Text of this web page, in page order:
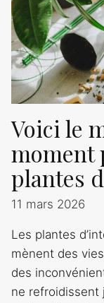
Voici le
moment
plantes
11 mars 2026
Les plantes
mènent des
des
ne refroidissent